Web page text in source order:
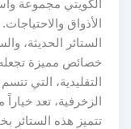
الكويتي مجموعة
الأذواق والاحتياجات.
الستائر الحديثة،
خصائص مميزة تجعله
التقليدية، التي تتسم
الزخرفية، تعد خياراً
تتميز هذه الستائر